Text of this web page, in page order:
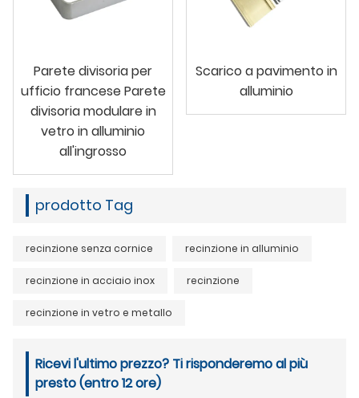
Parete divisoria per
ufficio francese Parete
divisoria modulare in
vetro in alluminio
all'ingrosso
Scarico a pavimento in
alluminio
prodotto Tag
recinzione senza cornice recinzione in alluminio
recinzione in acciaio inox recinzione
recinzione in vetro e metallo
Ricevi l'ultimo prezzo? Ti risponderemo al più
presto (entro 12 ore)